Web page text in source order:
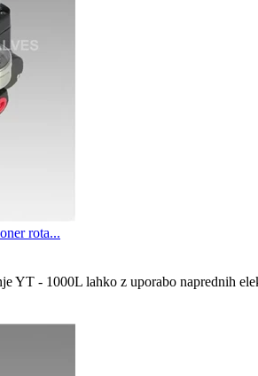
rota...
YT - 1000L lahko z uporabo naprednih